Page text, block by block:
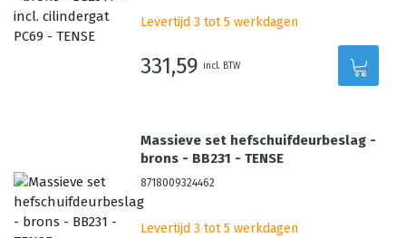
Levertijd 3 tot 5 werkdagen
331,59 incl. BTW
Massieve set hefschuifdeurbeslag -
brons - BB231 - TENSE
8718009324462
Levertijd 3 tot 5 werkdagen